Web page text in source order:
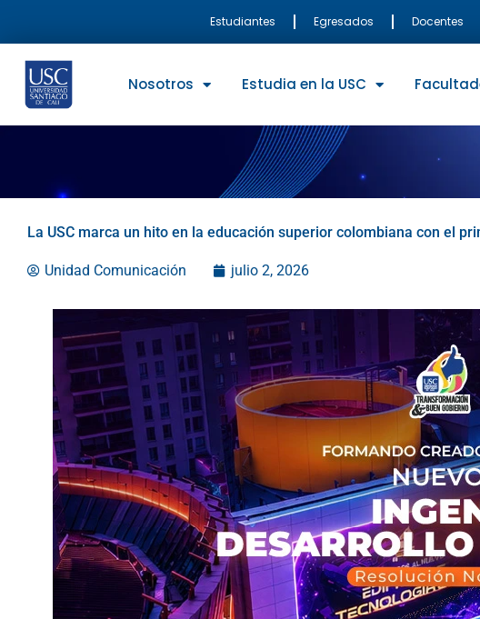
contenido
Estudiantes Egresados Docentes
Nosotros Estudia en la USC
La USC marca un hito en la educación superior colombiana con el
Unidad Comunicación julio 2, 2026